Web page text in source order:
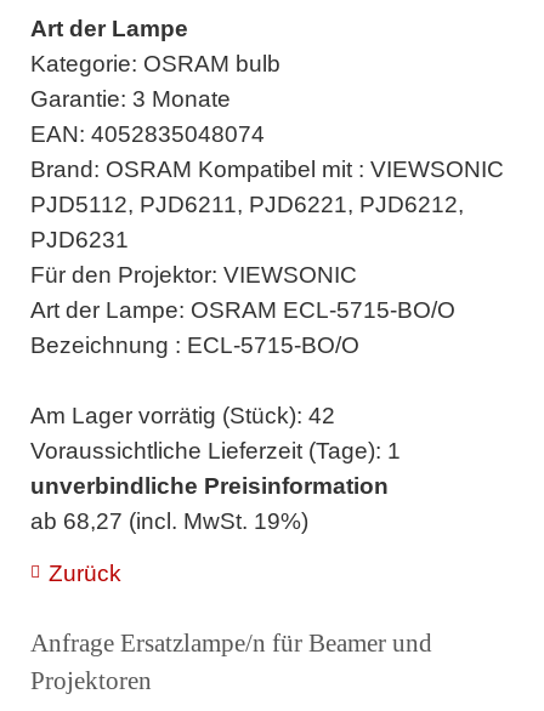
Art der Lampe
Kategorie: OSRAM bulb
Garantie: 3 Monate
EAN: 4052835048074
Brand: OSRAM Kompatibel mit : VIEWSONIC
PJD5112, PJD6211, PJD6221, PJD6212,
PJD6231
Für den Projektor: VIEWSONIC
Art der Lampe: OSRAM ECL-5715-BO/O
Bezeichnung : ECL-5715-BO/O
Am Lager vorrätig (Stück): 42
Voraussichtliche Lieferzeit (Tage): 1
unverbindliche Preisinformation
ab 68,27 (incl. MwSt. 19%)
Zurück
Anfrage Ersatzlampe/n für Beamer und
Projektoren